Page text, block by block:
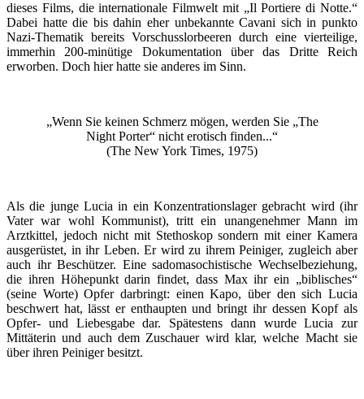
dieses Films, die internationale Filmwelt mit „Il Portiere di Notte.“
Dabei hatte die bis dahin eher unbekannte Cavani sich in punkto
Nazi-Thematik bereits Vorschusslorbeeren durch eine vierteilige,
immerhin 200-minütige Dokumentation über das Dritte Reich
erworben. Doch hier hatte sie anderes im Sinn.
„Wenn Sie keinen Schmerz mögen, werden Sie „The
Night Porter“ nicht erotisch finden...“
(The New York Times, 1975)
Als die junge Lucia in ein Konzentrationslager gebracht wird (ihr
Vater war wohl Kommunist), tritt ein unangenehmer Mann im
Arztkittel, jedoch nicht mit Stethoskop sondern mit einer Kamera
ausgerüstet, in ihr Leben. Er wird zu ihrem Peiniger, zugleich aber
auch ihr Beschützer. Eine sadomasochistische Wechselbeziehung,
die ihren Höhepunkt darin findet, dass Max ihr ein „biblisches“
(seine Worte) Opfer darbringt: einen Kapo, über den sich Lucia
beschwert hat, lässt er enthaupten und bringt ihr dessen Kopf als
Opfer- und Liebesgabe dar. Spätestens dann wurde Lucia zur
Mittäterin und auch dem Zuschauer wird klar, welche Macht sie
über ihren Peiniger besitzt.